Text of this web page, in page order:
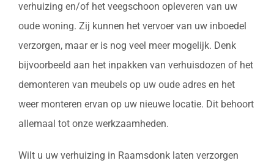
verhuizing en/of het veegschoon opleveren van uw
oude woning. Zij kunnen het vervoer van uw inboedel
verzorgen, maar er is nog veel meer mogelijk. Denk
bijvoorbeeld aan het inpakken van verhuisdozen of het
demonteren van meubels op uw oude adres en het
weer monteren ervan op uw nieuwe locatie. Dit behoort
allemaal tot onze werkzaamheden.
Wilt u uw verhuizing in Raamsdonk laten verzorgen